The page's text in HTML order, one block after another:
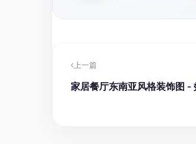
上一篇
家居餐厅东南亚风格装饰图 -